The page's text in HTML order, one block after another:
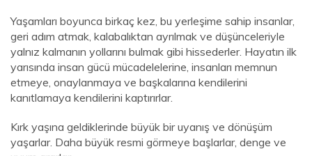
Yaşamları boyunca birkaç kez, bu yerleşime sahip insanlar,
geri adım atmak, kalabalıktan ayrılmak ve düşünceleriyle
yalnız kalmanın yollarını bulmak gibi hissederler. Hayatın ilk
yarısında insan gücü mücadelelerine, insanları memnun
etmeye, onaylanmaya ve başkalarına kendilerini
kanıtlamaya kendilerini kaptırırlar.
Kırk yaşına geldiklerinde büyük bir uyanış ve dönüşüm
yaşarlar. Daha büyük resmi görmeye başlarlar, denge ve